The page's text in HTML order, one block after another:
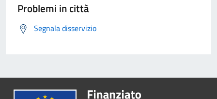
Problemi in città
Segnala disservizio